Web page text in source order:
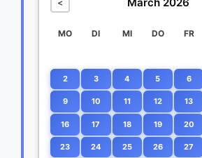
<
MO DI MI DO FR
2 3 4 5 6
9 10 11 12 13
16 17 18 19 20
23 24 25 26 27